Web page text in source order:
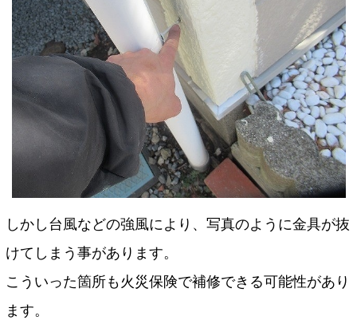
しかし台風などの強風により、写真のように金具が抜
けてしまう事があります。
こういった箇所も火災保険で補修できる可能性があり
ます。